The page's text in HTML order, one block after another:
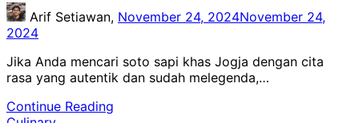
Arif Setiawan, November 24, 2024November 24,
2024
Jika Anda mencari soto sapi khas Jogja dengan cita
rasa yang autentik dan sudah melegenda,…
Continue Reading